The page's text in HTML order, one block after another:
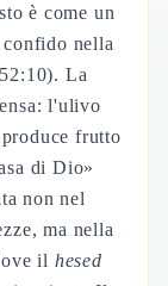
è come un
nella
La
l'ulivo
frutto
di Dio»
non nel
ma nella
il hesed